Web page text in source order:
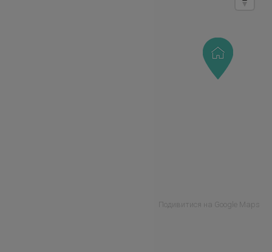
Подивитися на Google Maps